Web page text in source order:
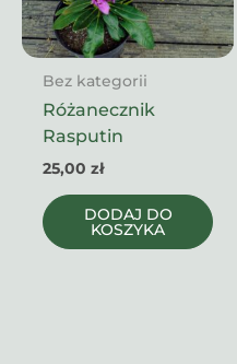
Bez kategorii
Różanecznik
Rasputin
25,00zł
DODAJ DO
KOSZYKA